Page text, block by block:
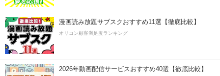
漫画読み放題サブスクおすすめ11選【徹底比較】
オリコン顧客満足度ランキング
2026年動画配信サービスおすすめ40選【徹底比較】